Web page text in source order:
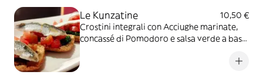
Le Kunzatine
10,50 €
Crostini integrali con Acciughe marinate,
concassé di Pomodoro e salsa verde a base